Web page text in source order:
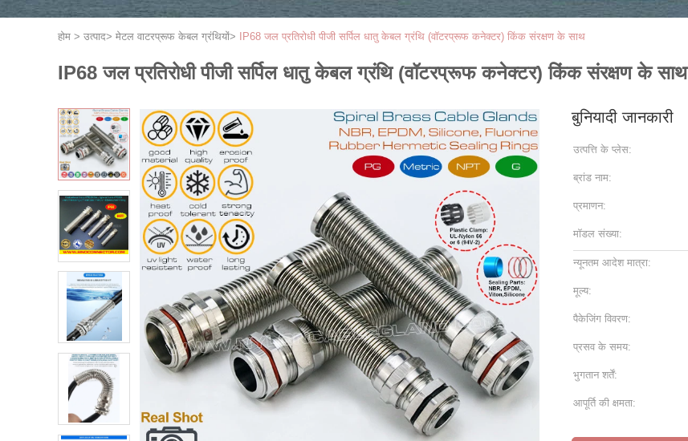
होम > उत्पाद> मेटल वाटरप्रूफ केबल ग्रंथियों> IP68 जल प्रतिरोधी पीजी सर्पिल धातु केबल ग्रंथि (वॉटरप्रूफ कनेक्टर) किंक संरक्षण के साथ
IP68 जल प्रतिरोधी पीजी सर्पिल धातु केबल ग्रंथि (वॉटरप्रूफ कनेक्टर) किंक संरक्षण के साथ
बुनियादी जानकारी
उत्पत्ति के प्लेस:
ब्रांड नाम:
प्रमाणन:
मॉडल संख्या:
न्यूनतम आदेश मात्रा:
मूल्य:
पैकेजिंग विवरण:
प्रसव के समय:
भुगतान शर्तें:
आपूर्ति की क्षमता: